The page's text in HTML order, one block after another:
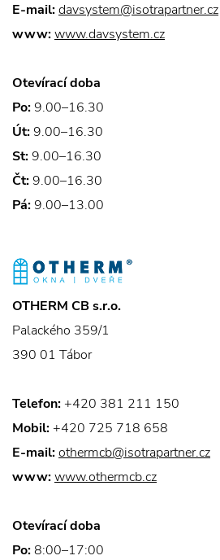
E-mail:davsystem@isotrapartner.cz
www:www.davsystem.cz
Otevírací doba
Po: 9.00–16.30
Út: 9.00–16.30
St: 9.00–16.30
Čt: 9.00–16.30
Pá: 9.00–13.00
OTHERM CB s.r.o.
Palackého 359/1
390 01 Tábor
Telefon: +420 381 211 150
Mobil: +420 725 718 658
E-mail:othermcb@isotrapartner.cz
www:www.othermcb.cz
Otevírací doba
Po:8:00–17:00